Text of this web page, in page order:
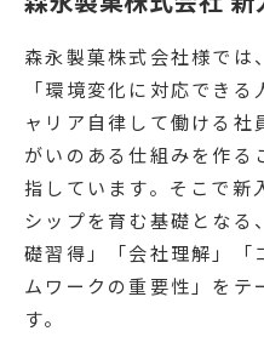
森永製菓株式会社様で
「環境変化に対応でき
ャリア自律して働ける社
がいのある仕組みを作る
指しています。そこで新
シップを育む基礎となる
礎習得」「会社理解」「
ムワークの重要性」をテ
す。